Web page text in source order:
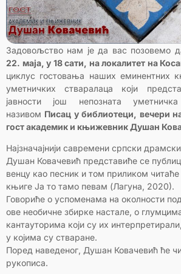
Задовољство нам је да вас позовемо
22. маја, у 18 сати, на локалитет на
циклус гостовања наших еминентних
уметничких стваралаца који
јавности још непозната
називом Писац у библиотеци, вечери
гост академик и књижевник Душан
Најзначајнији савремени српски
Душан Ковачевић представиће се
венцу као песник и том приликом читаће
књиге Ја то тамо певам (Лагуна, 2020).
Говориће о успоменама на околности
ове необичне збирке настале, о
кантауторима који су их
у којима су стваране.
Поред наведеног, Душан Ковачевић ће
рукописа.